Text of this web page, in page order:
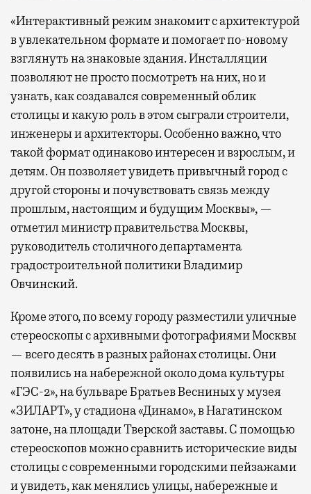
«Интерактивный режим знакомит с архитектурой
в увлекательном формате и помогает по-новому
взглянуть на знаковые здания. Инсталляции
позволяют не просто посмотреть на них, но и
узнать, как создавался современный облик
столицы и какую роль в этом сыграли строители,
инженеры и архитекторы. Особенно важно, что
такой формат одинаково интересен и взрослым, и
детям. Он позволяет увидеть привычный город с
другой стороны и почувствовать связь между
прошлым, настоящим и будущим Москвы», —
отметил министр правительства Москвы,
руководитель столичного департамента
градостроительной политики Владимир
Овчинский.
Кроме этого, по всему городу разместили уличные
стереоскопы с архивными фотографиями Москвы
— всего десять в разных районах столицы. Они
появились на набережной около дома культуры
«ГЭС-2», на бульваре Братьев Весниных у музея
«ЗИЛАРТ», у стадиона «Динамо», в Нагатинском
затоне, на площади Тверской заставы. С помощью
стереоскопов можно сравнить исторические виды
столицы с современными городскими пейзажами
и увидеть, как менялись улицы, набережные и